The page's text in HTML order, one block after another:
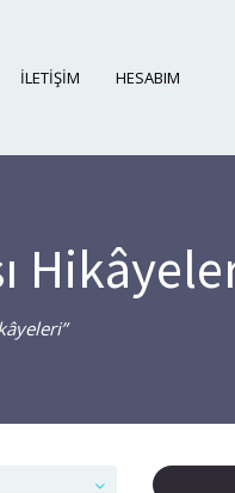
İLETIŞIM HESABIM